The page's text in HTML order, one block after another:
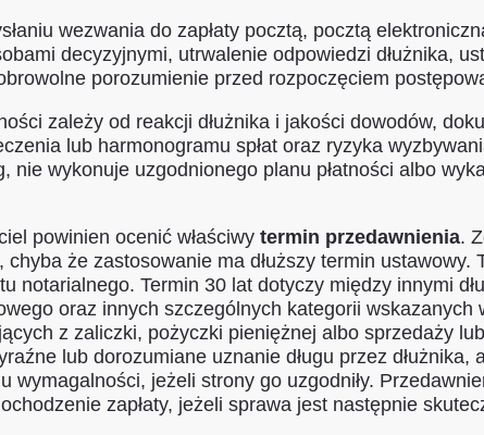
wezwania do zapłaty pocztą, pocztą
decyzyjnymi, utrwalenie odpowiedzi dłużnika,
porozumienie przed rozpoczęciem
zależy od reakcji dłużnika i jakości dowodów,
lub harmonogramu spłat oraz ryzyka
nie wykonuje uzgodnionego planu płatności albo
powinien ocenić właściwytermin przedawnienia.
że zastosowanie ma dłuższy termin
notarialnego. Termin 30 lat dotyczy między innymi
oraz innych szczególnych kategorii
z zaliczki, pożyczki pieniężnej albo sprzedaży
lub dorozumiane uznanie długu przez
wymagalności, jeżeli strony go uzgodniły.
zapłaty, jeżeli sprawa jest następnie